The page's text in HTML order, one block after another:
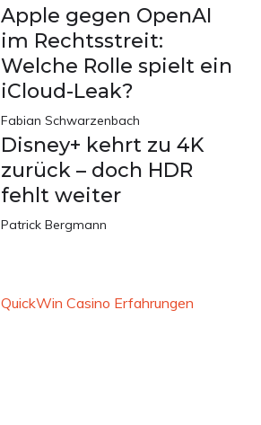
Apple gegen OpenAI
im Rechtsstreit:
Welche Rolle spielt ein
iCloud-Leak?
Fabian Schwarzenbach
Disney+ kehrt zu 4K
zurück – doch HDR
fehlt weiter
Patrick Bergmann
QuickWin Casino Erfahrungen